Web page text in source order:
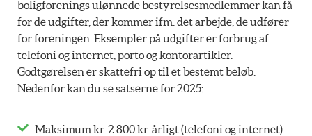
boligforenings ulønnede bestyrelsesmedlemmer kan få
for de udgifter, der kommer ifm. det arbejde, de udfører
for foreningen. Eksempler på udgifter er forbrug af
telefoni og internet, porto og kontorartikler.
Godtgørelsen er skattefri op til et bestemt beløb.
Nedenfor kan du se satserne for 2025:
Maksimum kr. 2.800 kr. årligt (telefoni og internet)